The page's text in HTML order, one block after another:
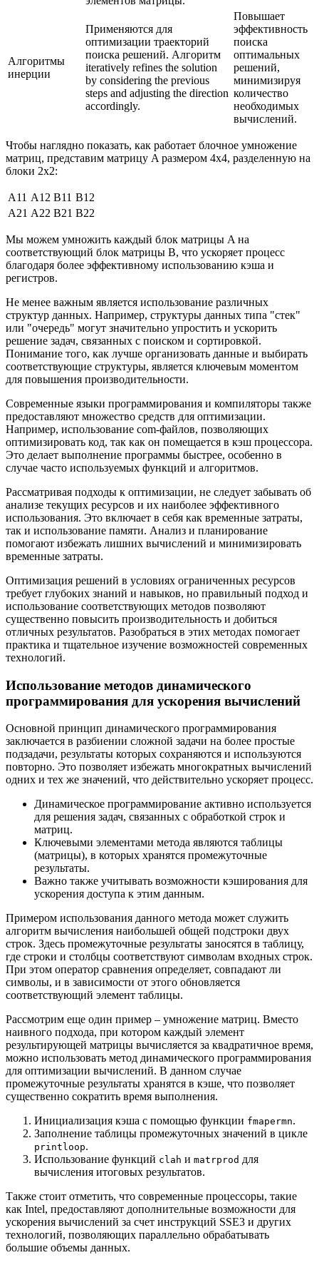
Алгоритмы
инерции
Применяются для
оптимизации траекторий
поиска решений. Алгоритм
iteratively refines the solution
by considering the previous
steps and adjusting the direction
accordingly.
Повышает
эффективность
поиска
оптимальных
решений,
минимизируя
количество
необходимых
вычислений.
Чтобы наглядно показать, как работает блочное умножение
матриц, представим матрицу A размером 4x4, разделенную на
блоки 2x2:
A11 A12 B11 B12
A21 A22 B21 B22
Мы можем умножить каждый блок матрицы A на
соответствующий блок матрицы B, что ускоряет процесс
благодаря более эффективному использованию кэша и
регистров.
Не менее важным является использование различных
структур данных. Например, структуры данных типа "стек"
или "очередь" могут значительно упростить и ускорить
решение задач, связанных с поиском и сортировкой.
Понимание того, как лучше организовать данные и выбирать
соответствующие структуры, является ключевым моментом
для повышения производительности.
Современные языки программирования и компиляторы также
предоставляют множество средств для оптимизации.
Например, использование com-файлов, позволяющих
оптимизировать код, так как он помещается в кэш процессора.
Это делает выполнение программы быстрее, особенно в
случае часто используемых функций и алгоритмов.
Рассматривая подходы к оптимизации, не следует забывать об
анализе текущих ресурсов и их наиболее эффективного
использования. Это включает в себя как временные затраты,
так и использование памяти. Анализ и планирование
помогают избежать лишних вычислений и минимизировать
временные затраты.
Оптимизация решений в условиях ограниченных ресурсов
требует глубоких знаний и навыков, но правильный подход и
использование соответствующих методов позволяют
существенно повысить производительность и добиться
отличных результатов. Разобраться в этих методах помогает
практика и тщательное изучение возможностей современных
технологий.
Использование методов динамического
программирования для ускорения вычислений
Основной принцип динамического программирования
заключается в разбиении сложной задачи на более простые
подзадачи, результаты которых сохраняются и используются
повторно. Это позволяет избежать многократных вычислений
одних и тех же значений, что действительно ускоряет процесс.
Динамическое программирование активно используется
для решения задач, связанных с обработкой строк и
матриц.
Ключевыми элементами метода являются таблицы
(матрицы), в которых хранятся промежуточные
результаты.
Важно также учитывать возможности кэширования для
ускорения доступа к этим данным.
Примером использования данного метода может служить
алгоритм вычисления наибольшей общей подстроки двух
строк. Здесь промежуточные результаты заносятся в таблицу,
где строки и столбцы соответствуют символам входных строк.
При этом оператор сравнения определяет, совпадают ли
символы, и в зависимости от этого обновляется
соответствующий элемент таблицы.
Рассмотрим еще один пример – умножение матриц. Вместо
наивного подхода, при котором каждый элемент
результирующей матрицы вычисляется за квадратичное время,
можно использовать метод динамического программирования
для оптимизации вычислений. В данном случае
промежуточные результаты хранятся в кэше, что позволяет
существенно сократить время выполнения.
Инициализация кэша с помощью функции fmapermn.
Заполнение таблицы промежуточных значений в цикле
printloop.
Использование функций clah и matrprod для
вычисления итоговых результатов.
Также стоит отметить, что современные процессоры, такие
как Intel, предоставляют дополнительные возможности для
ускорения вычислений за счет инструкций SSE3 и других
технологий, позволяющих параллельно обрабатывать
большие объемы данных.